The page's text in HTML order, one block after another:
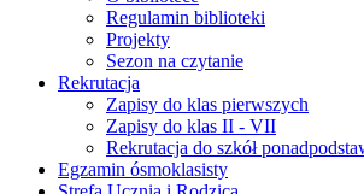
Regulamin biblioteki
Projekty
Sezon na czytanie
Rekrutacja
Zapisy do klas pierwszych
Zapisy do klas II - VII
Rekrutacja do szkół
Egzamin ósmoklasisty